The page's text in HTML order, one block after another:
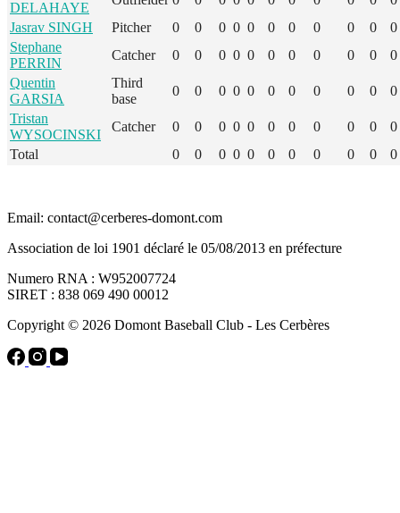
DELAHAYE
Jasrav SINGH
Pitcher 0 0 0 0 0 0 0 0 0 0
0
Stephane
PERRIN
Catcher 0 0 0 0 0 0 0 0 0 0
0
Quentin
GARSIA
Third
base
0 0 0 0 0 0 0 0 0 0
0
Tristan
WYSOCINSKI
Catcher 0 0 0 0 0 0 0 0 0 0
0
Total
0 0 0 0 0 0 0 0 0 0 0
Email: contact@cerberes-domont.com
Association de loi 1901 déclaré le 05/08/2013 en préfecture
Numero RNA : W952007724
SIRET : 838 069 490 00012
Copyright © 2026 Domont Baseball Club - Les Cerbères